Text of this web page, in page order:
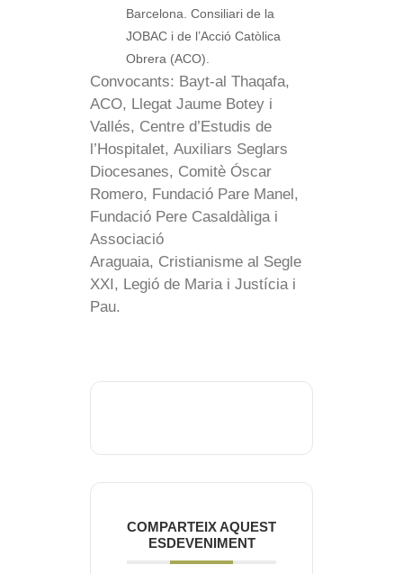
Barcelona. Consiliari de la
JOBAC i de l’Acció Catòlica
Obrera (ACO).
Convocants: Bayt-al Thaqafa,
ACO, Llegat Jaume Botey i
Vallés, Centre d’Estudis de
l’Hospitalet, Auxiliars Seglars
Diocesanes, Comitè Óscar
Romero, Fundació Pare Manel,
Fundació Pere Casaldàliga i
Associació
Araguaia, Cristianisme al Segle
XXI, Legió de Maria i Justícia i
Pau.
COMPARTEIX AQUEST
ESDEVENIMENT